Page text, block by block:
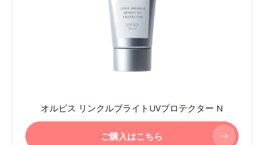
オルビス リンクルブライトUVプロテクター N
ご購入はこちら